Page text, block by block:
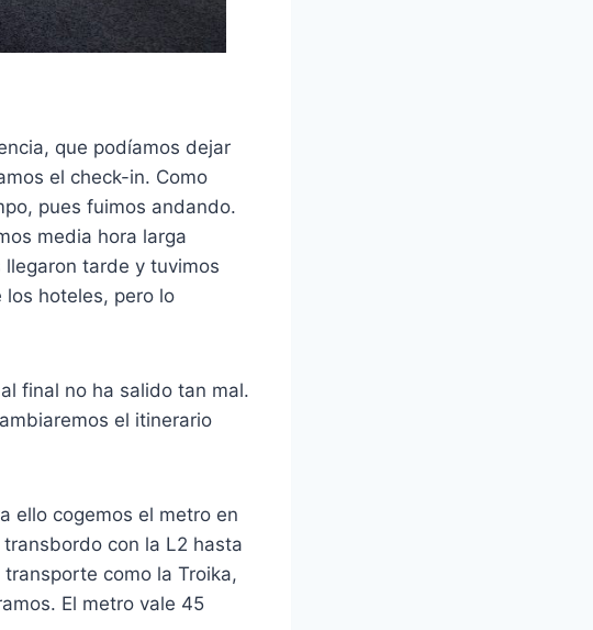
que podíamos dejar
el check-in. Como
pues fuimos andando.
media hora larga
tarde y tuvimos
los hoteles, pero lo
final no ha salido tan mal.
el itinerario
ello cogemos el metro en
con la L2 hasta
como la Troika,
El metro vale 45